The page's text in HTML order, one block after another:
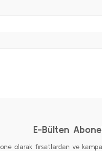
E-Bülten
olarak fırsatlardan ve